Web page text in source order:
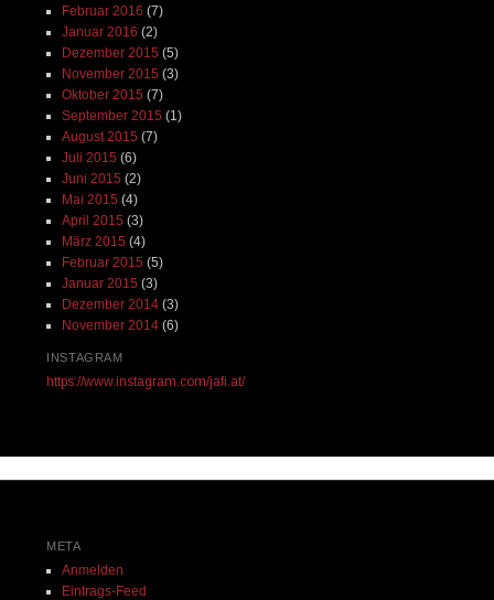
Februar 2016 (7)
Januar 2016 (2)
Dezember 2015 (5)
November 2015 (3)
Oktober 2015 (7)
September 2015 (1)
August 2015 (7)
Juli 2015 (6)
Juni 2015 (2)
Mai 2015 (4)
April 2015 (3)
März 2015 (4)
Februar 2015 (5)
Januar 2015 (3)
Dezember 2014(3)
November 2014(6)
INSTAGRAM
https://www.instagram.com/jafi.at/
META
Anmelden
Eintrags-Feed